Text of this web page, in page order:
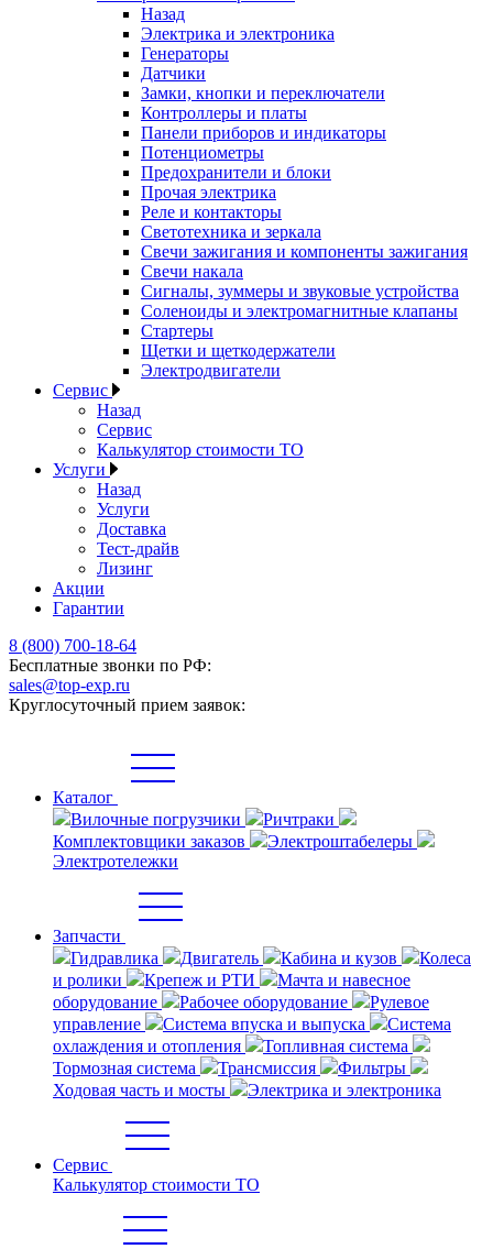
Назад
Электрика и электроника
Генераторы
Датчики
Замки, кнопки и переключатели
Контроллеры и платы
Панели приборов и индикаторы
Потенциометры
Предохранители и блоки
Прочая электрика
Реле и контакторы
Светотехника и зеркала
Свечи зажигания и компоненты зажигания
Свечи накала
Сигналы, зуммеры и звуковые устройства
Соленоиды и электромагнитные клапаны
Стартеры
Щетки и щеткодержатели
Электродвигатели
Сервис
Назад
Сервис
Калькулятор стоимости ТО
Услуги
Назад
Услуги
Доставка
Тест-драйв
Лизинг
Акции
Гарантии
8 (800) 700-18-64
Бесплатные звонки по РФ:
sales@top-exp.ru
Круглосуточный прием заявок:
Каталог
Вилочные погрузчики
Ричтраки
Комплектовщики заказов
Электроштабелеры
Электротележки
Запчасти
Гидравлика
Двигатель Кабина и кузов
Колеса
и ролики
Крепеж и РТИ
Мачта и навесное
оборудование
Рабочее оборудование
Рулевое
управление
Система впуска и выпуска
Система
охлаждения и отопления
Топливная система
Тормозная система
Трансмиссия
Фильтры
Ходовая часть и мосты
Электрика и электроника
Сервис
Калькулятор стоимости ТО